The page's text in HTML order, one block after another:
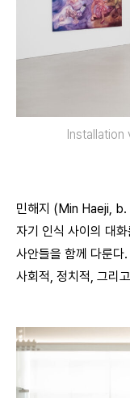
Installation
민해지 (Min Haeji, b.
자기 인식 사이의 대
사안들을 함께 다룬다
사회적, 정치적, 그리